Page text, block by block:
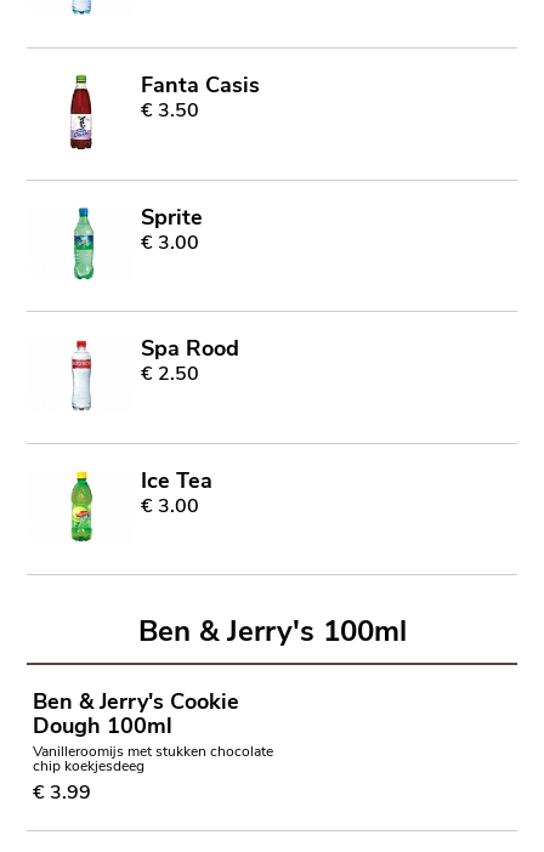
Fanta Casis
€ 3.50
Sprite
€ 3.00
Spa Rood
€ 2.50
Ice Tea
€ 3.00
Ben & Jerry's 100ml
Ben & Jerry's Cookie
Dough 100ml
Vanilleroomijs met stukken chocolate
chip koekjesdeeg
€ 3.99